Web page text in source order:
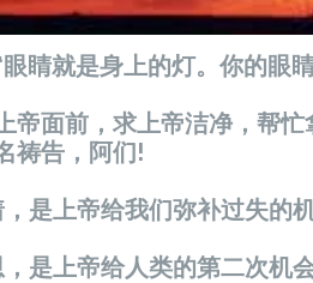
“眼睛就是身上的灯
帝面前，求上帝洁净，帮
祷告，阿们!
是上帝给我们弥补过失的
是上帝给人类的第二次机